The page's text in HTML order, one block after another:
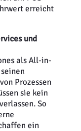
erreicht
und
als All-in-
Prozessen
sie kein
So
ein